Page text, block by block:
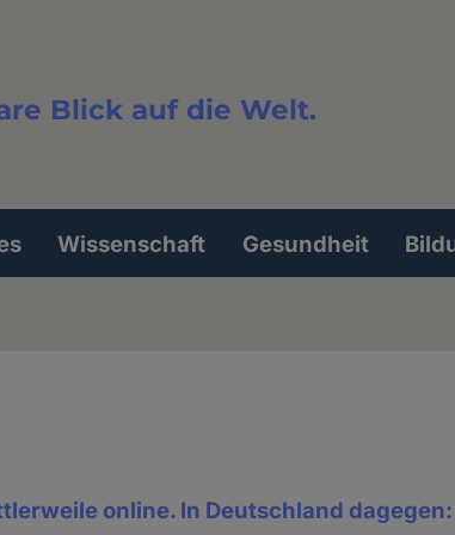
Blick auf die Welt.
Wissenschaft Gesundheit
online. In Deutschland dagegen: